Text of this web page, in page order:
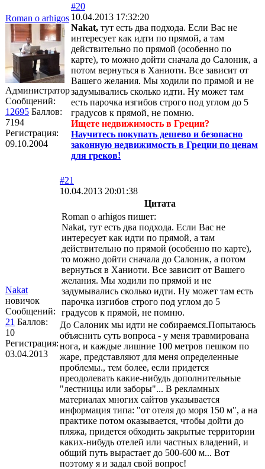
Roman o arhigos
Администратор
Сообщений:
12695 Баллов:
7194
Регистрация:
09.10.2004
#20
10.04.2013 17:32:20
Nakat, тут есть два подхода. Если Вас не
интересует как идти по прямой, а там
действительно по прямой (особенно по
карте), то можно дойти сначала до Салоник, а
потом вернуться в Ханиоти. Все зависит от
Вашего желания. Мы ходили по прямой и не
задумывались сколько идти. Ну может там
есть парочка изгибов строго под углом до 5
градусов к прямой, не помню.
Ищете недвижимость в Греции?
Научитесь покупать дешево и безопасно
законную недвижимость в Греции по ценам
для греков!
Nakat
новичок
Сообщений:
21 Баллов:
10
Регистрация:
03.04.2013
#21
10.04.2013 20:01:38
Цитата
Roman o arhigos пишет:
Nakat, тут есть два подхода. Если Вас не
интересует как идти по прямой, а там
действительно по прямой (особенно по карте),
то можно дойти сначала до Салоник, а потом
вернуться в Ханиоти. Все зависит от Вашего
желания. Мы ходили по прямой и не
задумывались сколько идти. Ну может там есть
парочка изгибов строго под углом до 5
градусов к прямой, не помню.
До Салоник мы идти не собираемся.Попытаюсь
объяснить суть вопроса - у меня травмирована
нога, и каждые лишние 100 метров пешком по
жаре, представляют для меня определенные
проблемы., тем более, если придется
преодолевать какие-нибудь дополнительные
"лестницы или заборы"... В рекламных
материалах многих сайтов указывается
информация типа: "от отеля до моря 150 м", а на
практике потом оказывается, чтобы дойти до
пляжа, придется обходить закрытые территории
каких-нибудь отелей или частных владений, и
общий путь вырастает до 500-600 м... Вот
поэтому я и задал свой вопрос!